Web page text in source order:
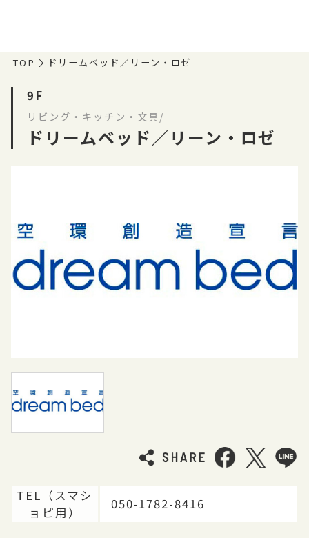
TOP ドリームベッド／リーン・ロゼ
9F
リビング・キッチン・文具/
ドリームベッド／リーン・ロゼ
TEL（スマシ
ョピ用）
050-1782-8416